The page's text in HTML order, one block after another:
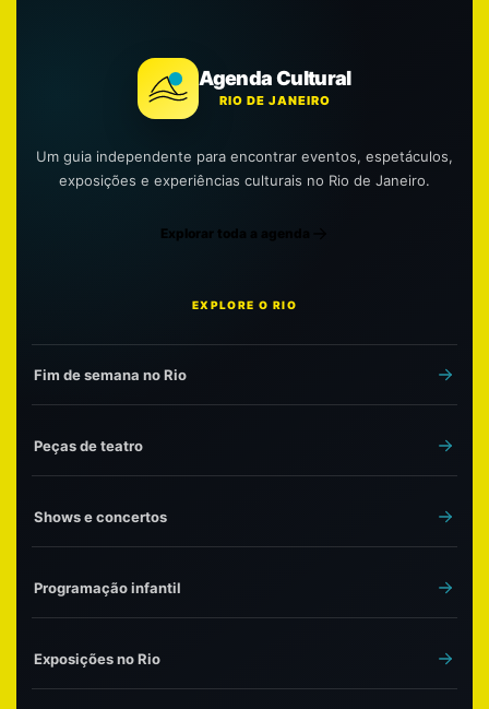
Agenda Cultural
RIO DE JANEIRO
Um guia independente para encontrar eventos, espetáculos,
exposições e experiências culturais no Rio de Janeiro.
Explorar toda a agenda
EXPLORE O RIO
Fim de semana no Rio
Peças de teatro
Shows e concertos
Programação infantil
Exposições no Rio